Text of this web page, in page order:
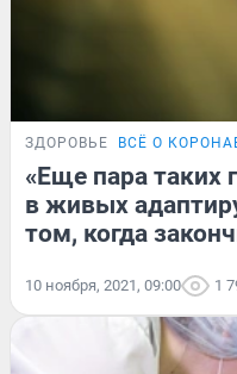
ЗДОРОВЬЕ ВСЁ О
«Еще пара таких
в живых
том, когда
10 ноября, 2021, 09:00 1